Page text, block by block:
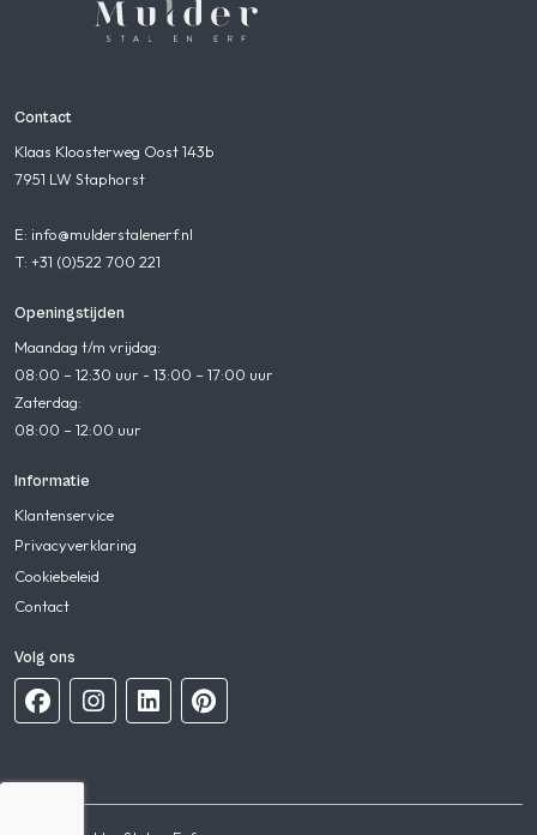
Contact
Klaas Kloosterweg Oost 143b
7951 LW Staphorst
E: info@mulderstalenerf.nl
T: +31 (0)522 700 221
Openingstijden
Maandag t/m vrijdag:
08:00 – 12:30 uur - 13:00 – 17:00 uur
Zaterdag:
08:00 – 12:00 uur
Informatie
Klantenservice
Privacyverklaring
Cookiebeleid
Contact
Volg ons